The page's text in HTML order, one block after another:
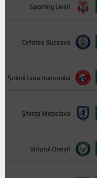
Sporting Liești
Cetatea Suceava
Şoimii Gura Humorului
Știința Miroslava
Viitorul Onești